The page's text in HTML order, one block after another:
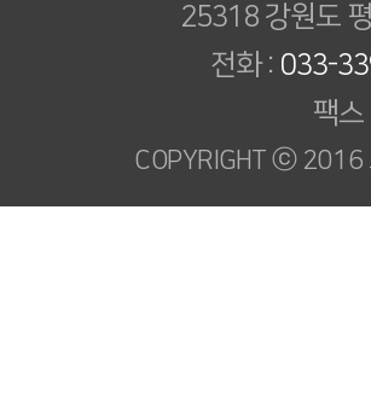
25318 강원도
전화 : 033-
팩
COPYRIGHT ⓒ 2016